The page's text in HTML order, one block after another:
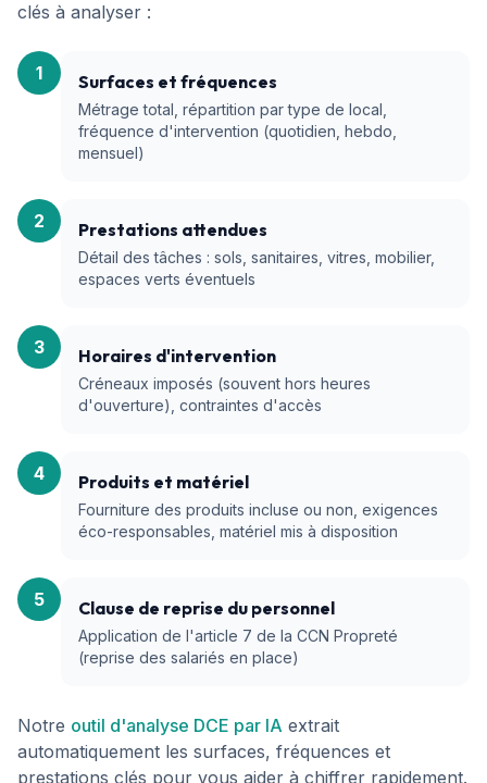
clés à analyser :
1 Surfaces et fréquences
Métrage total, répartition par type de local,
fréquence d'intervention (quotidien, hebdo,
mensuel)
2 Prestations attendues
Détail des tâches : sols, sanitaires, vitres, mobilier,
espaces verts éventuels
3 Horaires d'intervention
Créneaux imposés (souvent hors heures
d'ouverture), contraintes d'accès
4 Produits et matériel
Fourniture des produits incluse ou non, exigences
éco-responsables, matériel mis à disposition
5 Clause de reprise du personnel
Application de l'article 7 de la CCN Propreté
(reprise des salariés en place)
Notre outil d'analyse DCE par IA extrait
automatiquement les surfaces, fréquences et
prestations clés pour vous aider à chiffrer rapidement.